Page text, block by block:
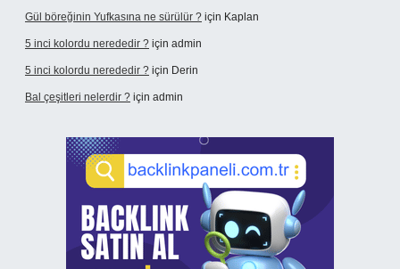
Gül böreğinin Yufkasına ne sürülür ? için Kaplan
5 inci kolordu nerededir ? için admin
5 inci kolordu nerededir ? için Derin
Bal çeşitleri nelerdir ? için admin